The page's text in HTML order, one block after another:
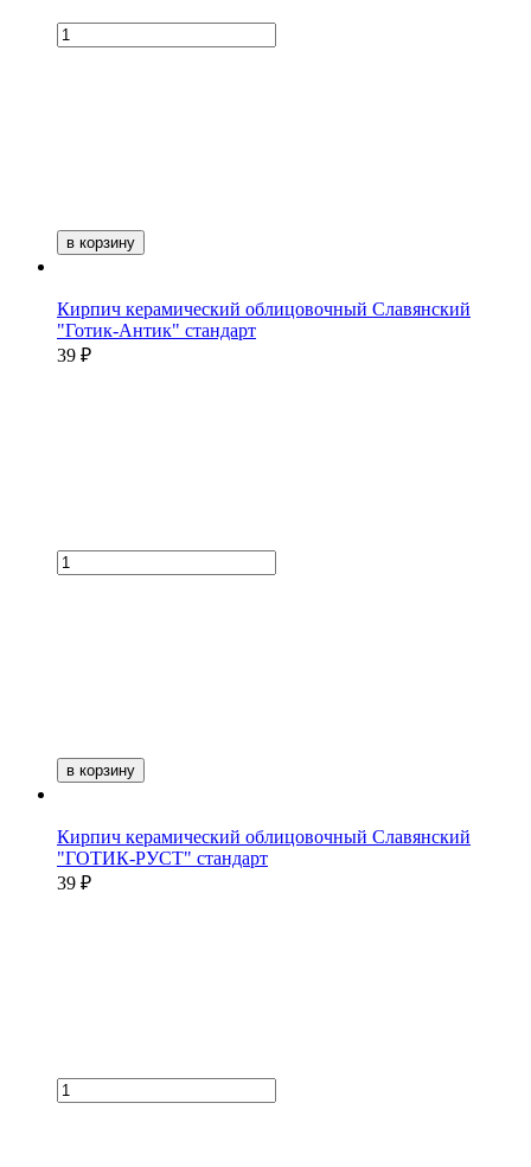
в корзину
Кирпич керамический облицовочный Славянский
"Готик-Антик" стандарт
39 ₽
в корзину
Кирпич керамический облицовочный Славянский
"ГОТИК-РУСТ" стандарт
39 ₽